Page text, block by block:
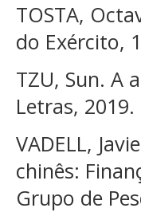
TOSTA,
do Exército,
TZU, Sun. A
Letras, 2019.
VADELL,
chinês:
Grupo de